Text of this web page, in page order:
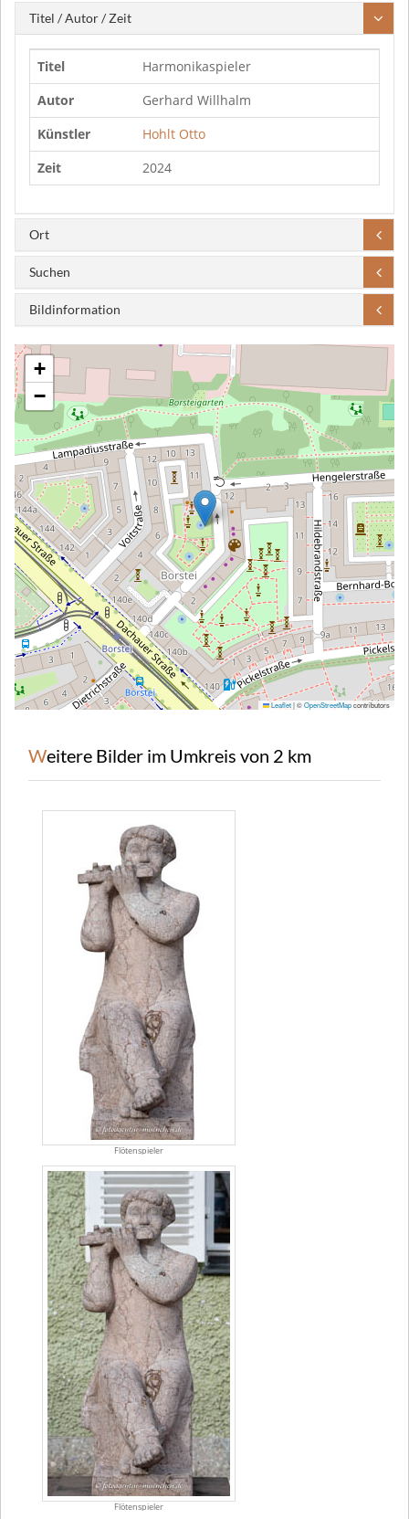
Titel / Autor / Zeit
Titel
Harmonikaspieler
Autor
Gerhard Willhalm
Künstler
Hohlt Otto
Zeit
2024
Ort
Suchen
Bildinformation
+
−
Leaflet|©OpenStreetMapcontributors
Weitere Bilder im Umkreis von 2 km
Flötenspieler
Flötenspieler